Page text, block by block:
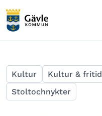
Kultur Kultur & fritid
Stoltochnykter